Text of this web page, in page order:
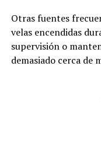
Otras fuentes
velas encendidas
supervisión o
demasiado cerca de